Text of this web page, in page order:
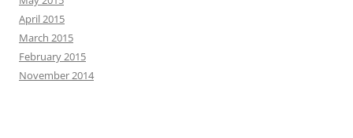
April 2015
March 2015
February 2015
November 2014